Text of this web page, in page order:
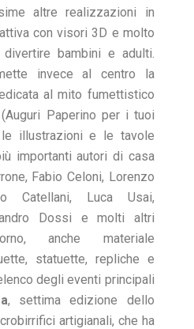
altre realizzazioni in
con visori 3D e molto
bambini e adulti.
invece al centro la
al mito fumettistico
Paperino per i tuoi
illustrazioni e le tavole
importanti autori di casa
Fabio Celoni, Lorenzo
Catellani, Luca Usai,
Dossi e molti altri
anche materiale
statuette, repliche e
degli eventi principali
, settima edizione dello
artigianali, che ha